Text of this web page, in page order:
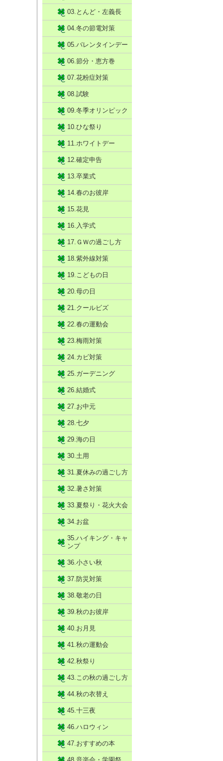
03.とんど・左義長
04.冬の節電対策
05.バレンタインデー
06.節分・恵方巻
07.花粉症対策
08.試験
09.冬季オリンピック
10.ひな祭り
11.ホワイトデー
12.確定申告
13.卒業式
14.春のお彼岸
15.花見
16.入学式
17.ＧＷの過ごし方
18.紫外線対策
19.こどもの日
20.母の日
21.クールビズ
22.春の運動会
23.梅雨対策
24.カビ対策
25.ガーデニング
26.結婚式
27.お中元
28.七夕
29.海の日
30.土用
31.夏休みの過ごし方
32.暑さ対策
33.夏祭り・花火大会
34.お盆
35.ハイキング・キャ
ンプ
36.小さい秋
37.防災対策
38.敬老の日
39.秋のお彼岸
40.お月見
41.秋の運動会
42.秋祭り
43.この秋の過ごし方
44.秋の衣替え
45.十三夜
46.ハロウィン
47.おすすめの本
48.音楽会・学園祭